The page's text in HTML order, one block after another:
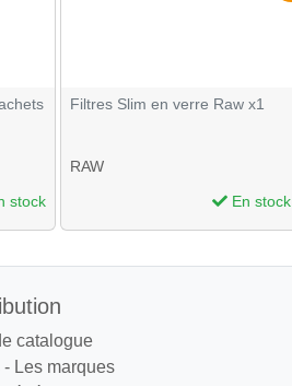
stock
Filtres Slim en verre Raw x1
RAW
En stock
catalogue
- Les marques